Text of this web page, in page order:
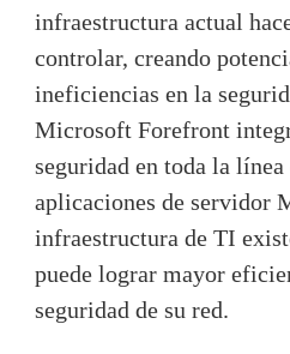
infraestructura actual
controlar, creando
ineficiencias en la
Microsoft Forefront
seguridad en toda la
aplicaciones de servidor
infraestructura de TI
puede lograr mayor
seguridad de su red.